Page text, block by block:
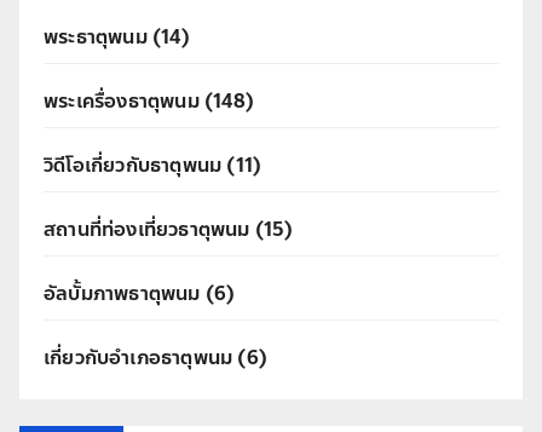
พระธาตุพนม(14)
พระเครื่องธาตุพนม(148)
วิดีโอเกี่ยวกับธาตุพนม (11)
สถานที่ท่องเที่ยวธาตุพนม (15)
อัลบั้มภาพธาตุพนม (6)
เกี่ยวกับอำเภอธาตุพนม (6)